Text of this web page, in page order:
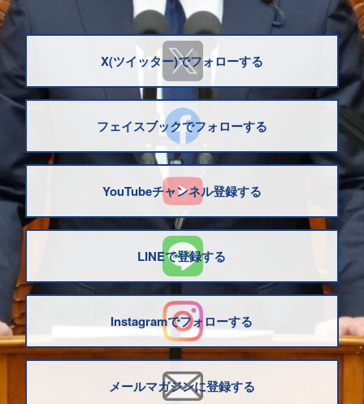
X(ツイッター)でフォローする
フェイスブックでフォローする
YouTubeチャンネル登録する
LINEで登録する
Instagramでフォローする
メールマガジンに登録する